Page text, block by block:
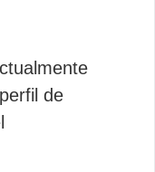
de